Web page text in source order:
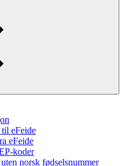
eFeide
eFeide
koder
norsk fødselsnummer